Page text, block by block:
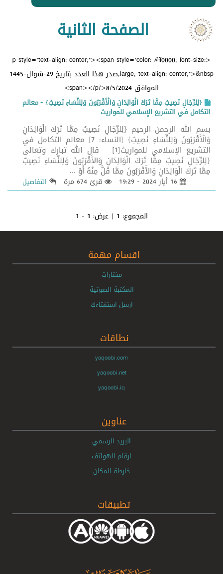
الصفحة الثانية
<p style="text-align: center;"><span style="color: #ff0000; font-size:
large; text-align: center;">&nbsp;صدر هذا العدد بتاريخ 29-شوال-1445
الموافق 8/5/2024</span></p>
{لِلرِّجَالِ نَصِيبٌ مِمَّا تَرَكَ الْوَالِدَانِ وَالْأَقْرَبُونَ وَلِلنِّسَاءِ نَصِيبٌ} - معالم
التكامل في التشريع الإسلامي للمواريث
بسم الله الرحمن الرحيم {لِلرِّجَالِ نَصِيبٌ مِمَّا تَرَكَ الْوَالِدَانِ
وَالْأَقْرَبُونَ وَلِلنِّسَاءِ نَصِيبٌ} [النساء: 7] معالم التكامل في
التشريع الإسلامي للمواريث[1] قال الله تبارك وتعالى
{لِلرِّجَالِ نَصِيبٌ مِمَّا تَرَكَ الْوَالِدَانِ وَالأَقْرَبُونَ وَلِلنِّسَاءِ نَصِيبٌ
مِمَّا تَرَكَ الْوَالِدَانِ وَالأَقْرَبُونَ مِمَّا قَلَّ مِنْهُ أَوْ ...
قرئ 674 مرة التفاصيل
المجموع: 1 | عرض: 1 - 1
اقسام مهمة
مختارات
المكتبة الصوتية
ارسل استفتاءك
نطاقات
yaqoobi.com
yaqoobi.net
yaqoobi.iq
عناوين
البريد الرسمي
ارقام الهواتف
خارطة المكان
تطبيقات